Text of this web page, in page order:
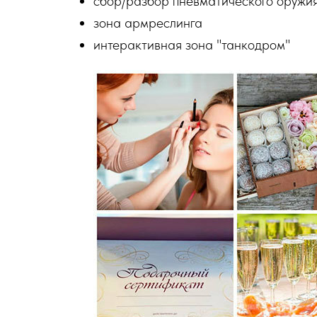
зона армреслинга
интерактивная зона "танкодром"